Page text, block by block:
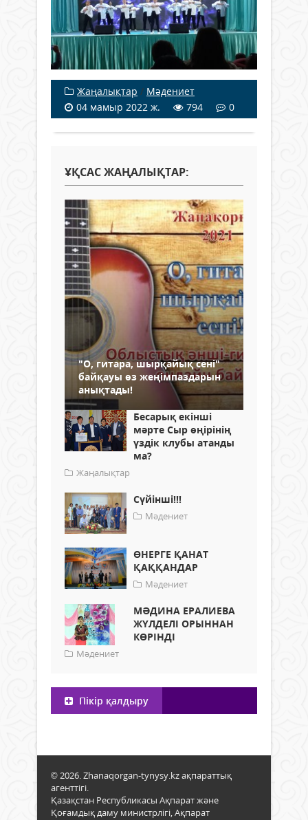
Жаңалықтар / Мәдениет
04 мамыр 2022 ж.
794 0
ҰҚСАС ЖАҢАЛЫҚТАР:
"О, гитара, шырқайық сені"
байқауы өз жеңімпаздарын
анықтады!
Бесарық екінші
мәрте Сыр өңірінің
үздік клубы атанды
ма?
Жаңалықтар
Сүйінші!!!
Мәдениет
ӨНЕРГЕ ҚАНАТ
ҚАҚҚАНДАР
Мәдениет
МӘДИНА ЕРАЛИЕВА
ЖҮЛДЕЛІ ОРЫННАН
КӨРІНДІ
Мәдениет
Пікір қалдыру
© 2026. Zhanaqorgan-tynysy.kz ақпараттық
агенттігі.
Қазақстан Республикасы Ақпарат және
Қоғамдық даму министрлігі, Ақпарат